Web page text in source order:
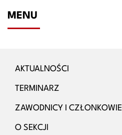
MENU
AKTUALNOŚCI
TERMINARZ
ZAWODNICY I CZŁONKOWIE
O SEKCJI